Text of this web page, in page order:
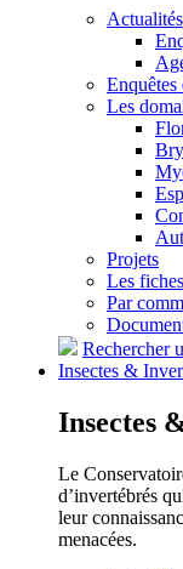
Actualités
Enquêtes
Les
Projets
Les
Par
Rechercher
Insectes &
Insectes
Le
d’invertébrés
leur
menacées.